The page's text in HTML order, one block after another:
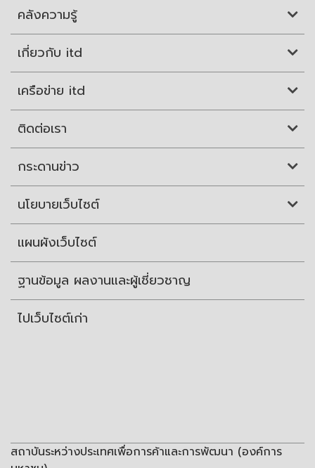
คลังความรู้
เกี่ยวกับ itd
เครือข่าย itd
ติดต่อเรา
กระดานข่าว
นโยบายเว็บไซต์
แผนผังเว็บไซต์
ฐานข้อมูล ผลงานและผู้เชี่ยวชาญ
ไปเว็บไซต์เก่า
สถาบันระหว่างประเทศเพื่อการค้าและการพัฒนา (องค์การ